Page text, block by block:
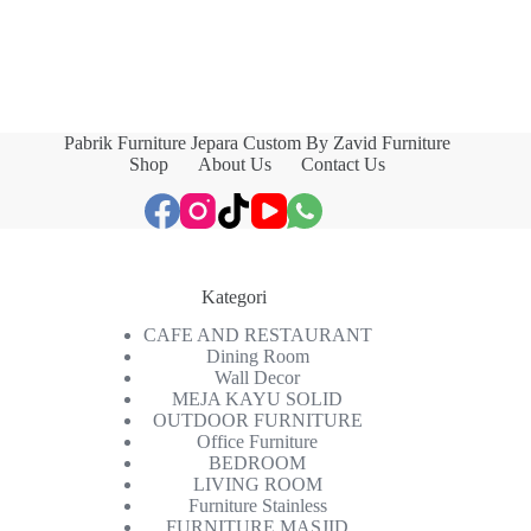
Pabrik Furniture Jepara Custom By Zavid Furniture
Shop
About Us Contact Us
Kategori
CAFE AND RESTAURANT
Dining Room
Wall Decor
MEJA KAYU SOLID
OUTDOOR FURNITURE
Office Furniture
BEDROOM
LIVING ROOM
Furniture Stainless